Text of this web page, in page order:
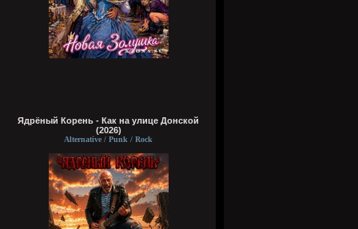
Ядрёный Корень - Как на улице Донской
(2026)
Alternative / Punk / Rock